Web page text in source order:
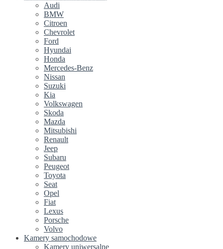
Audi
BMW
Citroen
Chevrolet
Ford
Hyundai
Honda
Mercedes-Benz
Nissan
Suzuki
Kia
Volkswagen
Skoda
Mazda
Mitsubishi
Renault
Jeep
Subaru
Peugeot
Toyota
Seat
Opel
Fiat
Lexus
Porsche
Volvo
Kamery samochodowe
Kamery uniwersalne